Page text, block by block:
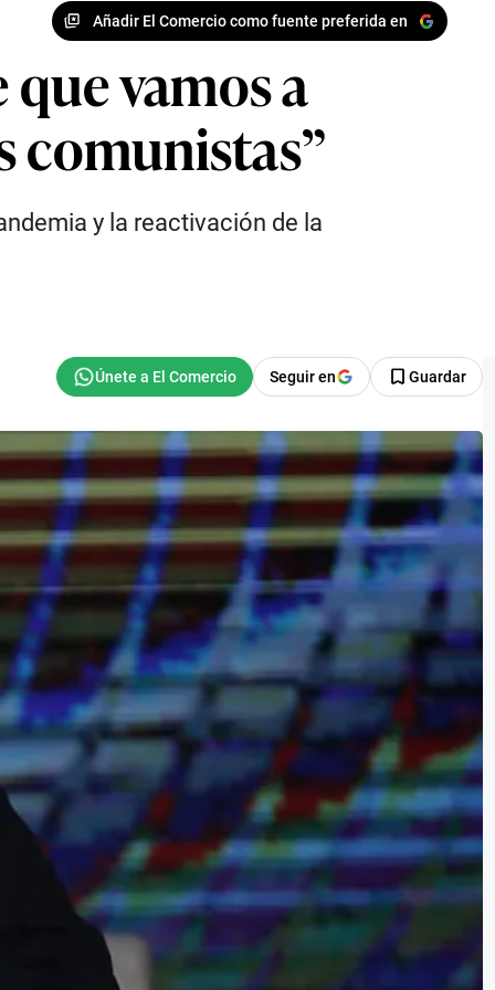
Añadir El Comercio como fuente preferida en
vamos a
comunistas”
y la reactivación de la
Seguir en Guardar